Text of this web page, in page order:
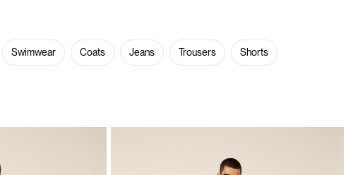
Swimwear Coats Jeans Trousers Shorts